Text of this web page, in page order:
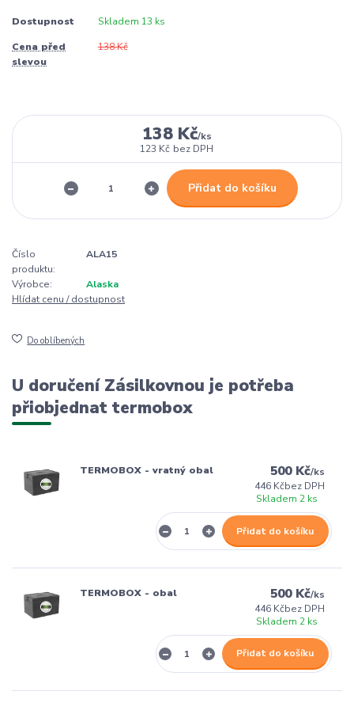
Dostupnost Skladem 13 ks
Cena před
slevou
138 Kč
138 Kč/ks
123 Kč bez DPH
Přidat do košíku
Číslo
produktu:
ALA15
Výrobce:
Alaska
Hlídat cenu / dostupnost
Do oblíbených
U doručení Zásilkovnou je potřeba
přiobjednat termobox
TERMOBOX - vratný obal 500 Kč/ks
446 Kčbez DPH
Skladem 2 ks
Přidat do košíku
TERMOBOX - obal 500 Kč/ks
446 Kčbez DPH
Skladem 2 ks
Přidat do košíku